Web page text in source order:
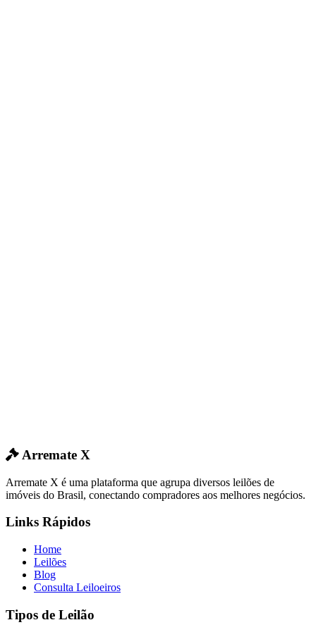
Arremate X
Arremate X é uma plataforma que agrupa diversos leilões de
imóveis do Brasil, conectando compradores aos melhores negócios.
Links Rápidos
Home
Leilões
Blog
Consulta Leiloeiros
Tipos de Leilão